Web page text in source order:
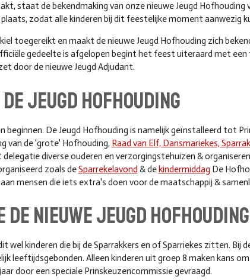
staat de bekendmaking van onze nieuwe Jeugd Hofhouding
zodat alle kinderen bij dit feestelijke moment aanwezig
toegereikt en maakt de nieuwe Jeugd Hofhouding zich
gedeelte is afgelopen begint het feest uiteraard met
door de nieuwe Jeugd Adjudant.
jeugd hofhouding
De Jeugd Hofhouding is namelijk geïnstalleerd tot
van de 'grote' Hofhouding, Raad van Elf, Dansmariekes,
diverse ouderen en verzorgingstehuizen &
zoals deSparrekelavond & de kindermiddag De
mensen die iets extra's doen voor de maatschappij &
de nieuwe jeugd
wel kinderen die bij de Sparrakkers en of Sparriekes zitten. Bij
leeftijdsgebonden. Alleen kinderen uit groep 8 maken kans
door een speciale Prinskeuzencommissie gevraagd.